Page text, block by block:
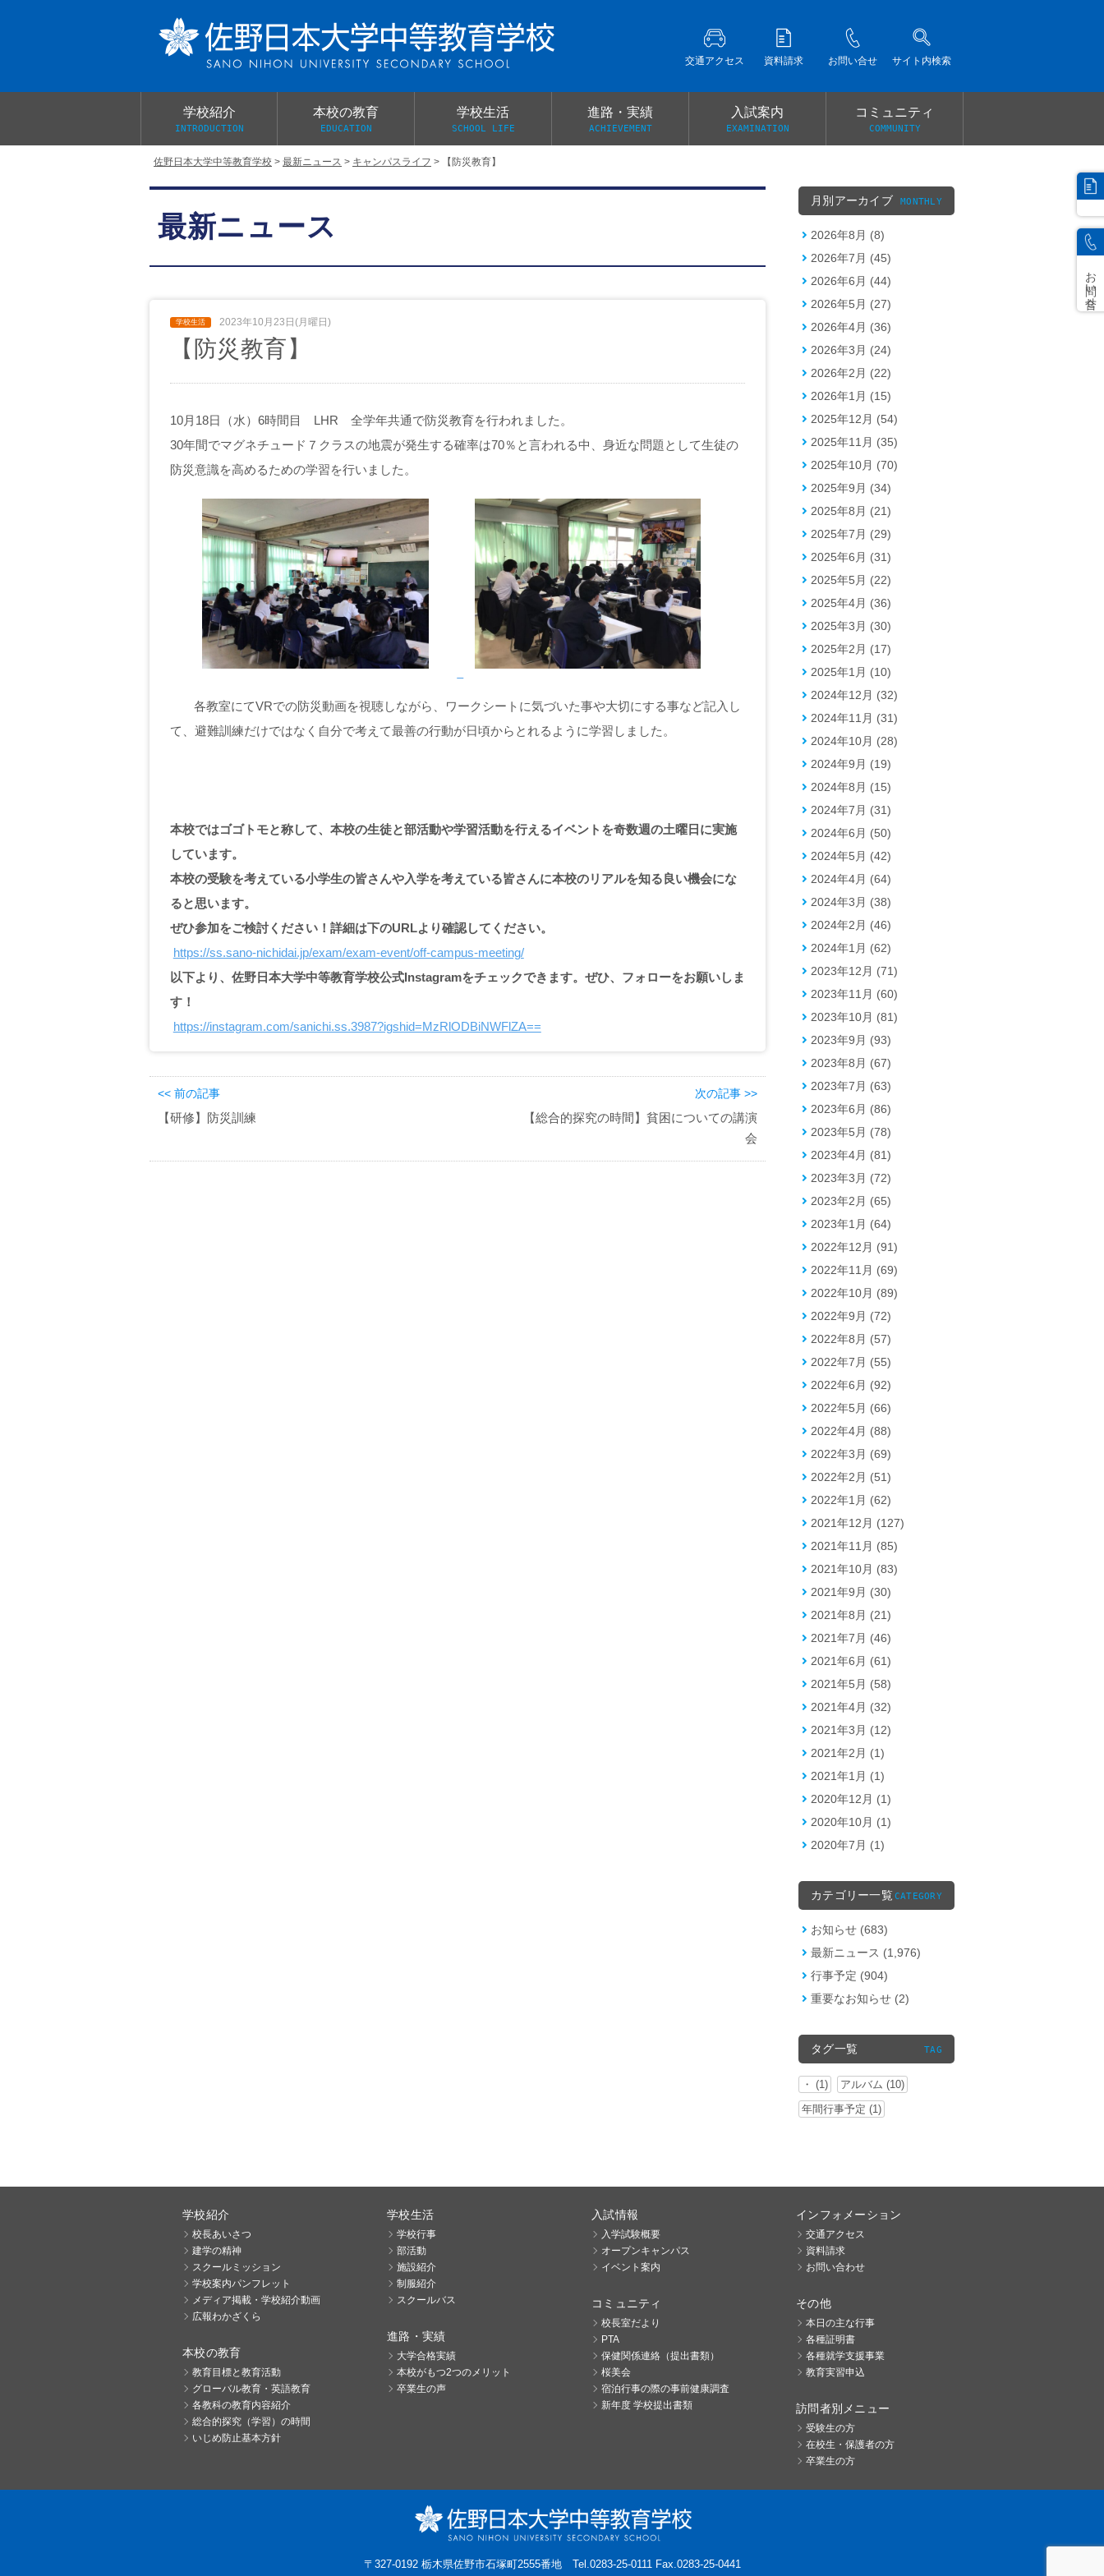
お問い合せ
交通アクセス 資料請求 お問い合せ サイト内検索
佐野日本大学中等教育学校 > 最新ニュース > キャンパスライフ > 【防災教育】
学校紹介
INTRODUCTION
学校案内パンフレット
本校の教育
EDUCATION
総合的探究（学習）の時間
学校生活
SCHOOL LIFE
制服紹介
進路・実績
ACHIEVEMENT
入試案内
EXAMINATION
コミュニティ
COMMUNITY
桜美会
最新ニュース
2023年10月23日(月曜日)
【防災教育】
10月18日（水）6時間目 LHR 全学年共通で防災教育を行われました。
30年間でマグネチュード７クラスの地震が発生する確率は70％と言われる中、身近な問題として生徒の
防災意識を高めるための学習を行いました。
各教室にてVRでの防災動画を視聴しながら、ワークシートに気づいた事や大切にする事など記入し
て、避難訓練だけではなく自分で考えて最善の行動が日頃からとれるように学習しました。
本校ではゴゴトモと称して、本校の生徒と部活動や学習活動を行えるイベントを奇数週の土曜日に実施
しています。
本校の受験を考えている小学生の皆さんや入学を考えている皆さんに本校のリアルを知る良い機会にな
ると思います。
ぜひ参加をご検討ください！詳細は下のURLより確認してください。
https://ss.sano-nichidai.jp/exam/exam-event/off-campus-meeting/
以下より、佐野日本大学中等教育学校公式Instagramをチェックできます。ぜひ、フォローをお願いしま
す！
https://instagram.com/sanichi.ss.3987?igshid=MzRlODBiNWFlZA==
<< 前の記事
【研修】防災訓練
次の記事 >>
【総合的探究の時間】貧困についての講演
会
月別アーカイブ MONTHLY
2026年8月 (8)
2026年7月 (45)
2026年6月 (44)
2026年5月 (27)
2026年4月 (36)
2026年3月 (24)
2026年2月 (22)
2026年1月 (15)
2025年12月 (54)
2025年11月 (35)
2025年10月 (70)
2025年9月 (34)
2025年8月 (21)
2025年7月 (29)
2025年6月 (31)
2025年5月 (22)
2025年4月 (36)
2025年3月 (30)
2025年2月 (17)
2025年1月 (10)
2024年12月 (32)
2024年11月 (31)
2024年10月 (28)
2024年9月 (19)
2024年8月 (15)
2024年7月 (31)
2024年6月 (50)
2024年5月 (42)
2024年4月 (64)
2024年3月 (38)
2024年2月 (46)
2024年1月 (62)
2023年12月 (71)
2023年11月 (60)
2023年10月 (81)
2023年9月 (93)
2023年8月 (67)
2023年7月 (63)
2023年6月 (86)
2023年5月 (78)
2023年4月 (81)
2023年3月 (72)
2023年2月 (65)
2023年1月 (64)
2022年12月 (91)
2022年11月 (69)
2022年10月 (89)
2022年9月 (72)
2022年8月 (57)
2022年7月 (55)
2022年6月 (92)
2022年5月 (66)
2022年4月 (88)
2022年3月 (69)
2022年2月 (51)
2022年1月 (62)
2021年12月 (127)
2021年11月 (85)
2021年10月 (83)
2021年9月 (30)
2021年8月 (21)
2021年7月 (46)
2021年6月 (61)
2021年5月 (58)
2021年4月 (32)
2021年3月 (12)
2021年2月 (1)
2021年1月 (1)
2020年12月 (1)
2020年10月 (1)
2020年7月 (1)
カテゴリー一覧 CATEGORY
お知らせ (683)
最新ニュース (1,976)
行事予定 (904)
重要なお知らせ (2)
タグ一覧 TAG
・ (1)
アルバム (10)
年間行事予定 (1)
学校紹介
校長あいさつ
建学の精神
スクールミッション
学校案内パンフレット
メディア掲載・学校紹介動画
広報わかざくら
本校の教育
教育目標と教育活動
グローバル教育・英語教育
各教科の教育内容紹介
総合的探究（学習）の時間
いじめ防止基本方針
学校生活
学校行事
部活動
施設紹介
制服紹介
スクールバス
進路・実績
大学合格実績
本校がもつ2つのメリット
卒業生の声
入試情報
入学試験概要
オープンキャンパス
イベント案内
コミュニティ
校長室だより
PTA
保健関係連絡（提出書類）
桜美会
宿泊行事の際の事前健康調査
新年度 学校提出書類
インフォメーション
交通アクセス
資料請求
お問い合わせ
その他
本日の主な行事
各種証明書
各種就学支援事業
教育実習申込
訪問者別メニュー
受験生の方
在校生・保護者の方
卒業生の方
〒327-0192 栃木県佐野市石塚町2555番地 Tel.0283-25-0111 Fax.0283-25-0441